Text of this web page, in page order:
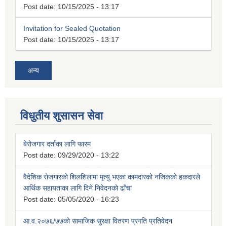
Post date: 10/15/2025 - 13:17
Invitation for Sealed Quotation
Post date: 10/15/2025 - 13:17
अन्य
विधुतीय शुसासन सेवा
बेरोजगार दर्ताका लागि फारम
Post date: 09/29/2020 - 13:22
वैदेशिक रोजगारको शिलशिलामा मृत्यु भएका कामदारको नजिकको हकदारले
आर्थिक सहायताका लागि दिने निवेदनको ढाँचा
Post date: 05/05/2020 - 16:23
आ.व.२०७६/७७को सामाजिक सुरक्षा वितरण प्रगति प्रतिवेदन